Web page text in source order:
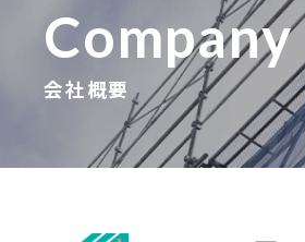
Company
会社概要